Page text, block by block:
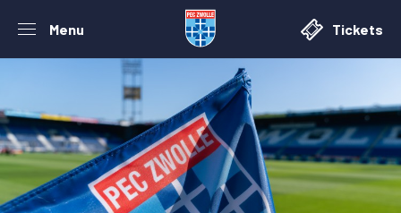
Menu Tickets